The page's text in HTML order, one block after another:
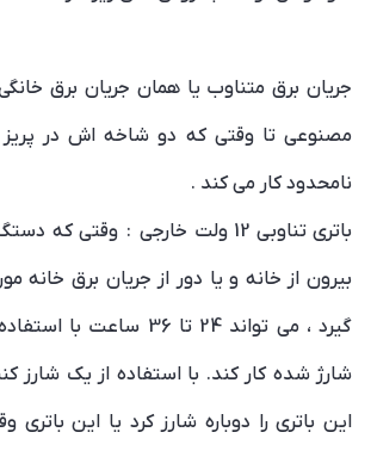
جریان برق متناوب یا همان جریان برق
مصنوعی تا وقتی که دو شاخه اش در پریز
نامحدود کار می کند .
باتری تناوبی 12 ولت خارجی : وقتی
بیرون از خانه و یا دور از جریان برق خانه
گیرد ، می تواند 24 تا 36
شارژ شده کار کند. با استفاده از یک شارز
این باتری را دوباره شارز کرد یا این